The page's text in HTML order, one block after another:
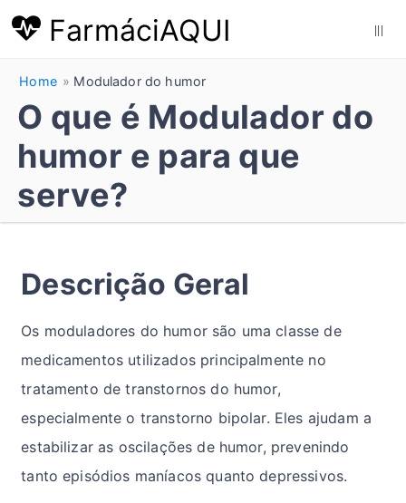
FarmáciAQUI
Home Modulador do humor
O que é Modulador do
humor e para que
serve?
Descrição Geral
Os moduladores do humor são uma classe de
medicamentos utilizados principalmente no
tratamento de transtornos do humor,
especialmente o transtorno bipolar. Eles ajudam a
estabilizar as oscilações de humor, prevenindo
tanto episódios maníacos quanto depressivos.